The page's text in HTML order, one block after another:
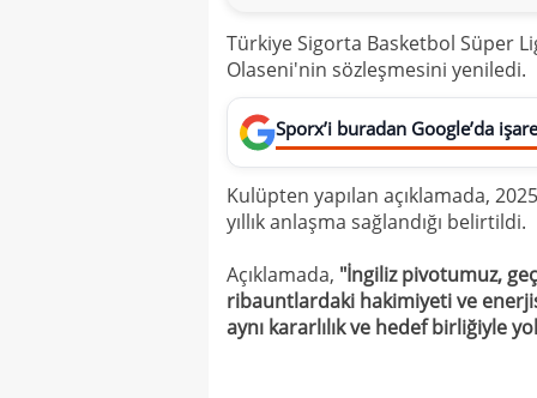
Türkiye Sigorta Basketbol Süper
Olaseni'nin sözleşmesini yeniledi.
Sporx’i buradan Google’da
Kulüpten yapılan açıklamada,
yıllık anlaşma sağlandığı belirtildi.
Açıklamada, "İngiliz pivotumuz,
ribauntlardaki hakimiyeti ve
aynı kararlılık ve hedef birliğiyle